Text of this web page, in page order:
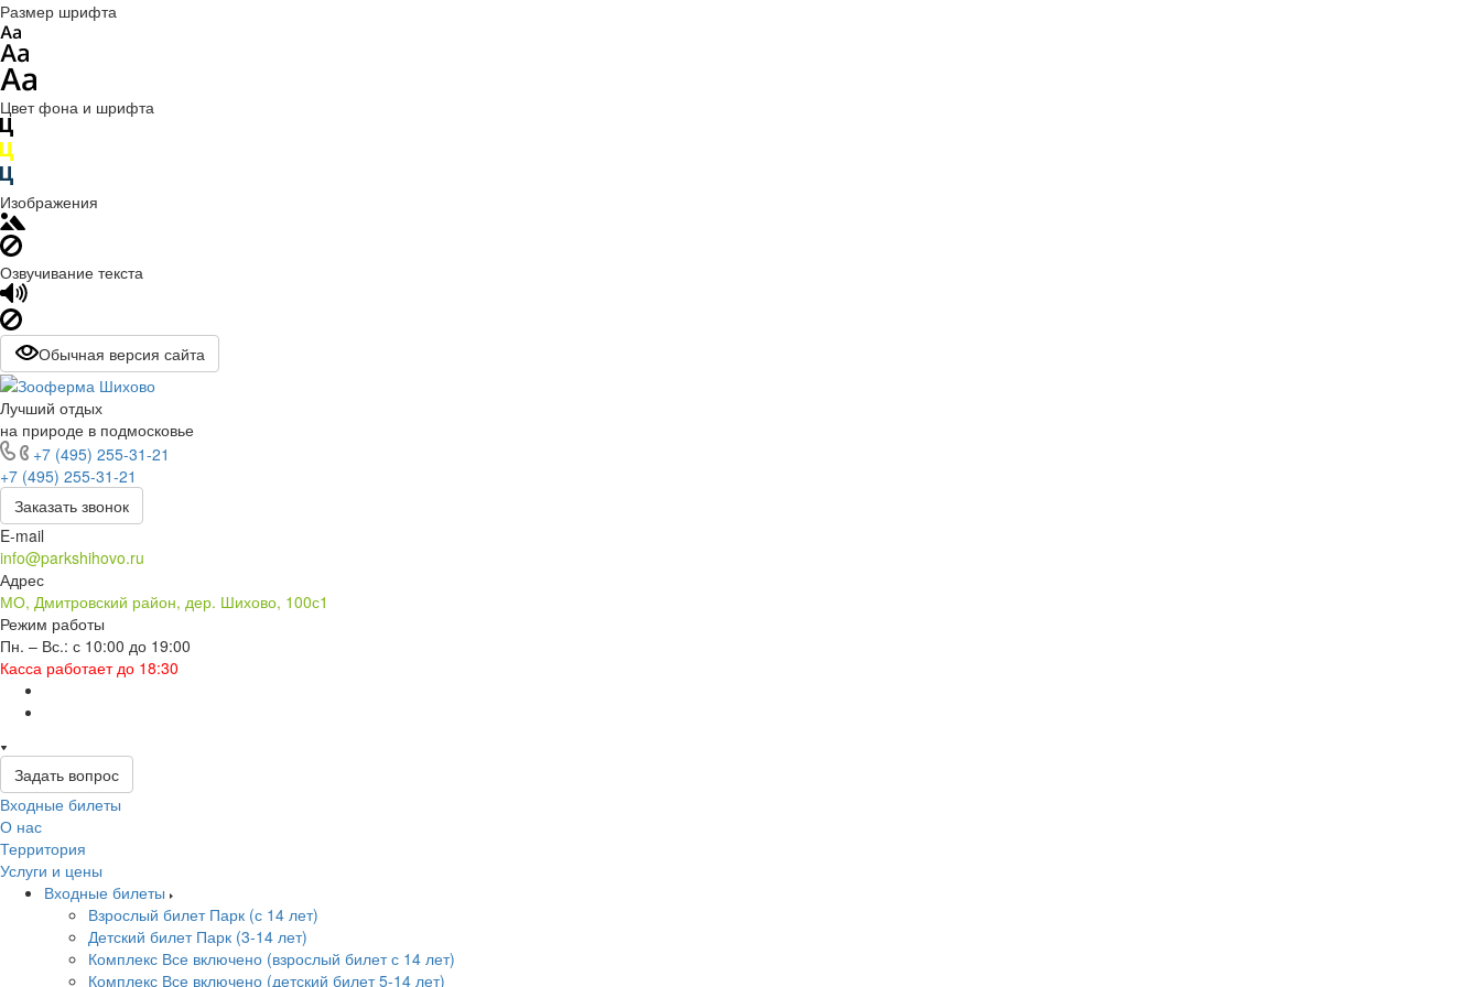
Размер шрифта
Цвет фона и шрифта
Изображения
Озвучивание текста
Обычная версия сайта
Лучший отдых
на природе в подмосковье
+7 (495) 255-31-21
+7 (495) 255-31-21
Заказать звонок
E-mail
info@parkshihovo.ru
Адрес
МО, Дмитровский район, дер. Шихово, 100с1
Режим работы
Пн. – Вс.: с 10:00 до 19:00
Касса работает до 18:30
Задать вопрос
Входные билеты
О нас
Территория
Услуги и цены
Входные билеты
Взрослый билет Парк (с 14 лет)
Детский билет Парк (3-14 лет)
Комплекс Все включено (взрослый билет с 14 лет)
Комплекс Все включено (детский билет 5-14 лет)